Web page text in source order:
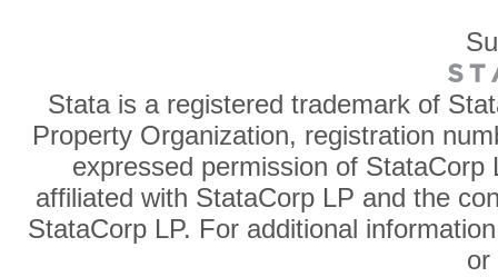
Stata is a registered trademark of
Property Organization, registration
expressed permission of
affiliated with StataCorp LP and the
StataCorp LP. For additional
or